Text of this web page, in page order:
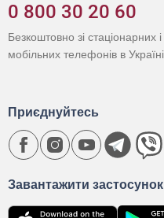
0 800 30 20 60
Безкоштовно зі стаціонарних і
мобільних телефонів в Україні
Завантажити застосунок
Приєднуйтесь